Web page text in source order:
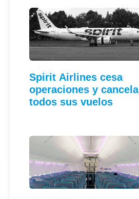
Spirit Airlines cesa
operaciones y cancela
todos sus vuelos